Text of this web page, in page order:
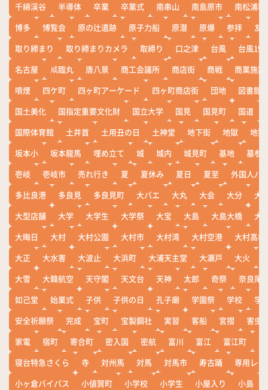
千綿渓谷
半導体 卒業 卒業式 南串山 南島原市
南松浦郡
博多
博覧会 原の辻遺跡 原子力船 原潜 原爆 参拝
友
取り締まり
取り締まりカメラ 取締り 口之津 台風
台風19
名古屋
咸臨丸 唐八景 商工会議所 商店街 商戦
商業施設
噴煙
四ケ町 四ヶ町アーケード 四ヶ町商店街 団地
図書館
国土美化
国指定重要文化財 国立大学 国見 国見町 国道
国際体育館
土井首 土用丑の日 土神堂 地下街 地獄
地獄
坂本小
坂本龍馬 埋め立て 城 城内 城見町 基地
墓参
壱岐
壱岐市 売れ行き 夏 夏休み 夏日 夏至
外国人バ
多比良港
多良見 多良見町 大バエ 大丸 大会 大分
大
大型店舗
大学 大学生 大学祭 大宝 大島 大島大橋
大
大晦日
大村 大村公園 大村市 大村湾 大村空港
大村高校
大正
大水害 大波止 大浜町 大浦天主堂 大瀬戸 大火
大雪
大韓航空 天守閣 天文台 天神 太郎 奇祭
奈良尾
如己堂
始業式 子供 子供の日 孔子廟 学園祭 学校
学
安全祈願祭
完成 宝町 宝製鋼社 実習 客船 宮摺
害虫
家電
宿町 寄合町 密入国 密航 富川 富江 富江町
寝台特急さくら
寺 対州馬 対馬 対馬市 寿古踊
専用レー
小ヶ倉バイパス
小値賀町 小学校 小学生 小屋入り 小島